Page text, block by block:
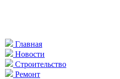
Главная
Новости
Строительство
Ремонт